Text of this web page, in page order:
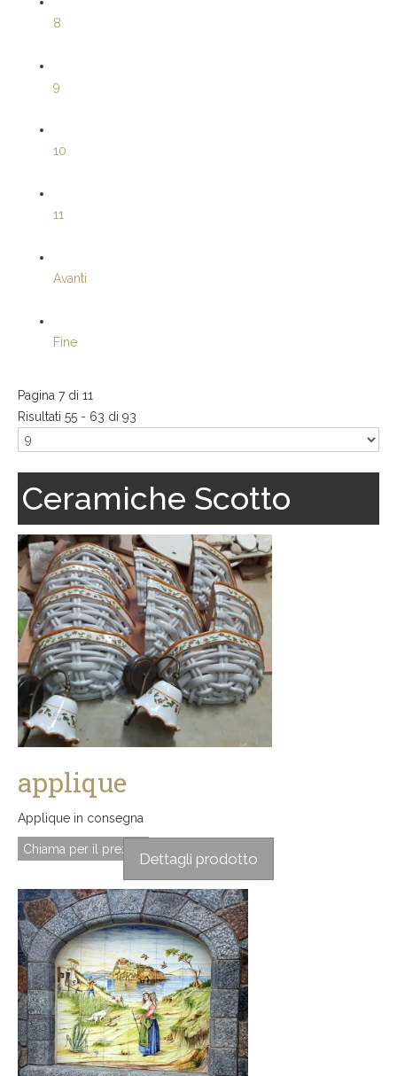
8
9
10
11
Avanti
Fine
Pagina 7 di 11
Risultati 55 - 63 di 93
Ceramiche Scotto
applique
Applique in consegna
Chiama per il prezzo
Dettagli prodotto